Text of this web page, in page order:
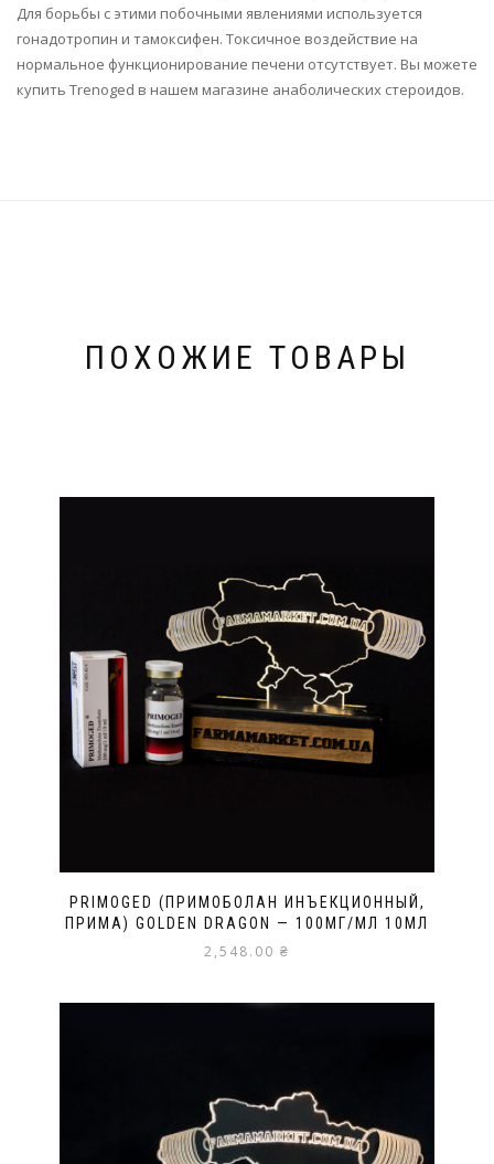
Для борьбы с этими побочными явлениями используется
гонадотропин и тамоксифен. Токсичное воздействие на
нормальное функционирование печени отсутствует. Вы можете
купить Trenoged в нашем магазине анаболических стероидов.
ПОХОЖИЕ ТОВАРЫ
PRIMOGED (ПРИМОБОЛАН ИНЪЕКЦИОННЫЙ,
ПРИМА) GOLDEN DRAGON — 100МГ/МЛ 10МЛ
2,548.00 ₴